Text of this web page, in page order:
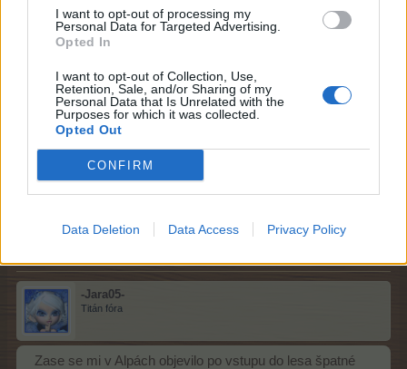
I want to opt-out of processing my
Personal Data for Targeted Advertising.
Opted In
I want to opt-out of Collection, Use,
Retention, Sale, and/or Sharing of my
Personal Data that Is Unrelated with the
Purposes for which it was collected.
Opted Out
CONFIRM
Data Deletion Data Access Privacy Policy
-Jara05-,Vandaalacrimatohle ocenili.
Vanda
Board Administrator
Team Farmerama CZ & SK
-Kuteno-, nie je za čo, v Alpách je to tak, treba si na to
dávať pozor.
22/2/26
a -Jara05- tohle ocenili.
-Jara05-
Titán fóra
Zase se mi v Alpách objevilo po vstupu do lesa špatné